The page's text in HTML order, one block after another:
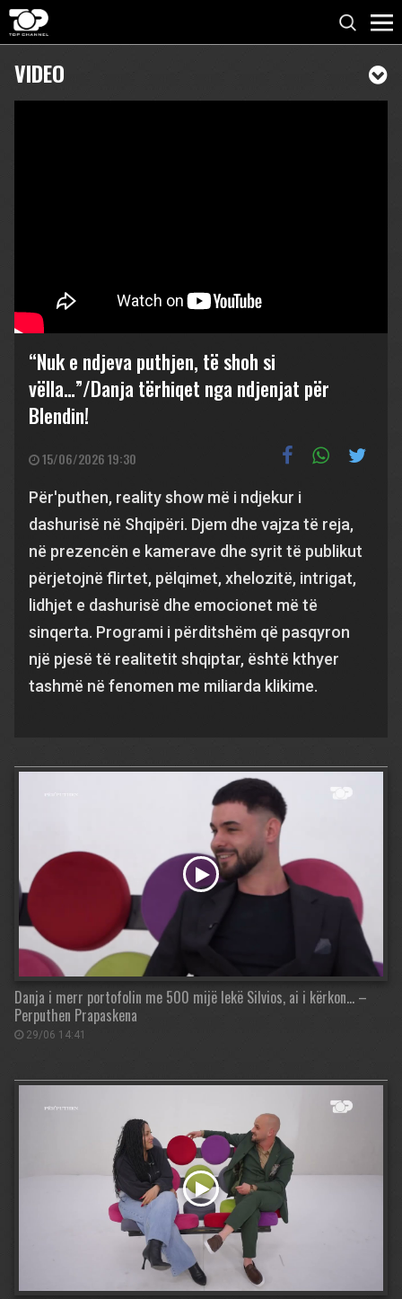
VIDEO
“Nuk e ndjeva puthjen, të shoh si
vëlla…”/Danja tërhiqet nga ndjenjat për
Blendin!
15/06/2026 19:30
Për'puthen, reality show më i ndjekur i
dashurisë në Shqipëri. Djem dhe vajza të reja,
në prezencën e kamerave dhe syrit të publikut
përjetojnë flirtet, pëlqimet, xhelozitë, intrigat,
lidhjet e dashurisë dhe emocionet më të
sinqerta. Programi i përditshëm që pasqyron
një pjesë të realitetit shqiptar, është kthyer
tashmë në fenomen me miliarda klikime.
Danja i merr portofolin me 500 mijë lekë Silvios, ai i kërkon… –
Perputhen Prapaskena
29/06 14:41